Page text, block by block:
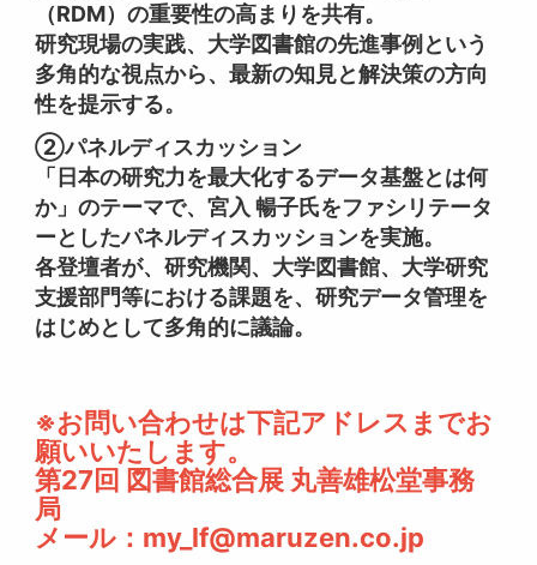
（RDM）の重要性の高まりを共有。
研究現場の実践、大学図書館の先進事例という
多角的な視点から、最新の知見と解決策の方向
性を提示する。
②パネルディスカッション
「日本の研究力を最大化するデータ基盤とは何
か」のテーマで、宮入 暢子氏をファシリテータ
ーとしたパネルディスカッションを実施。
各登壇者が、研究機関、大学図書館、大学研究
支援部門等における課題を、研究データ管理を
はじめとして多角的に議論。
※お問い合わせは下記アドレスまでお
願いいたします。
第27回 図書館総合展 丸善雄松堂事務
局
メール：my_lf@maruzen.co.jp